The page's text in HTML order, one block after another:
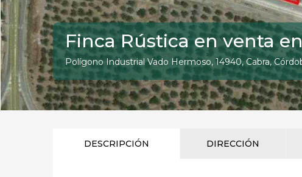
Finca Rústica en venta
Polígono Industrial Vado Hermoso, 14940, Cabra,
DESCRIPCIÓN DIRECCIÓN